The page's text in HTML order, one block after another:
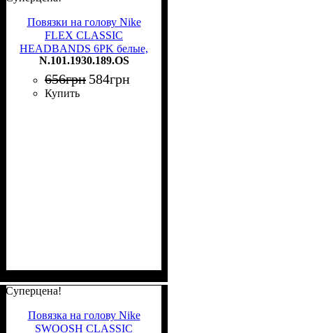
Повязки на голову Nike
FLEX CLASSIC
HEADBANDS 6PK белые,
черные (6 штук)
N.101.1930.189.OS
N.101.1930.189.OS
656грн 584грн
Купить
Суперцена!
Повязка на голову Nike
SWOOSH CLASSIC